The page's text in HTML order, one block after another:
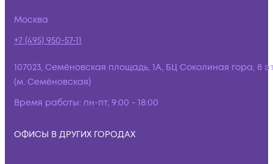
Москва
+7 (495) 950-57-11
107023, Семёновская площадь, 1А, БЦ Соколиная гора, 8
(м. Семёновская)
Время работы: пн-пт, 9:00 - 18:00
ОФИСЫ В ДРУГИХ ГОРОДАХ